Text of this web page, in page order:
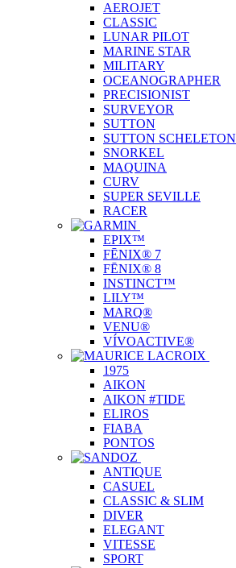
AEROJET
CLASSIC
LUNAR PILOT
MARINE STAR
MILITARY
OCEANOGRAPHER
PRECISIONIST
SURVEYOR
SUTTON
SUTTON SCHELETON
SNORKEL
MAQUINA
CURV
SUPER SEVILLE
RACER
EPIX™
FĒNIX® 7
FĒNIX® 8
INSTINCT™
LILY™
MARQ®
VENU®
VÍVOACTIVE®
1975
AIKON
AIKON #TIDE
ELIROS
FIABA
PONTOS
ANTIQUE
CASUEL
CLASSIC & SLIM
DIVER
ELEGANT
VITESSE
SPORT